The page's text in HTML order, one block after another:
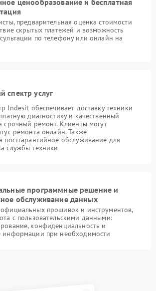
ценообразование и бесплатная
предварительная оценка стоимости
скрытых платежей и возможность
по телефону или онлайн на
спектр услуг
Indesit обеспечивает доставку техники
диагностику и качественный
срочный ремонт. Клиенты могут
ремонта онлайн. Также
постгарантийное обслуживание для
службы техники
программные решение и
обслуживание данных
прошивок и инструментов,
с пользовательскими данными:
конфиденциальность и
информации при необходимости